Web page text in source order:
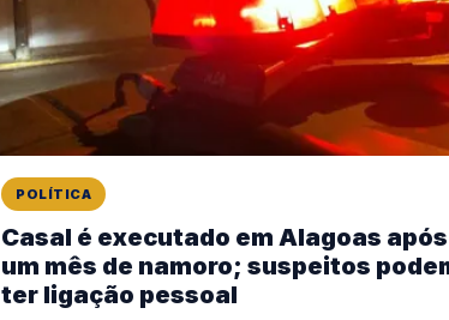
POLÍTICA
Casal é executado em Alagoas após
um mês de namoro; suspeitos
ter ligação pessoal